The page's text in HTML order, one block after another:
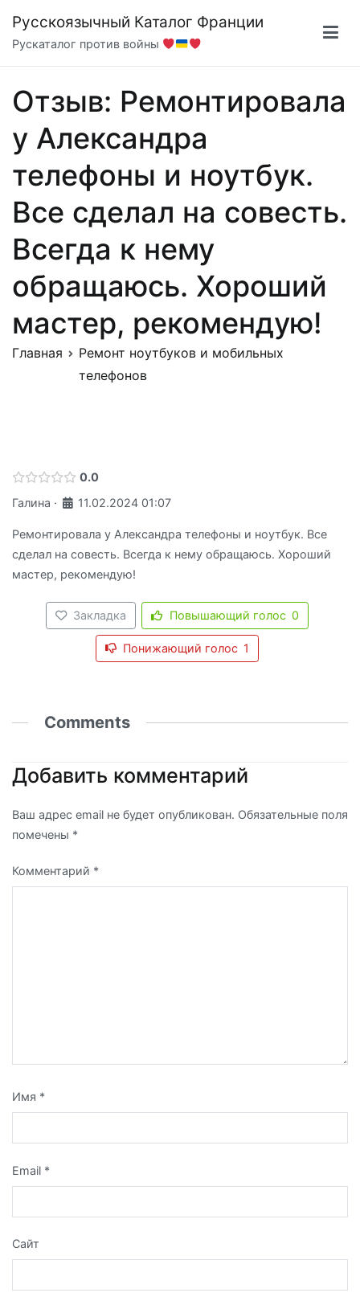
содержимому
Русскоязычный Каталог Франции
Рускаталог против войны
Отзыв: Ремонтировала
у Александра
телефоны и ноутбук.
Все сделал на совесть.
Всегда к нему
обращаюсь. Хороший
мастер, рекомендую!
Главная
Ремонт ноутбуков и мобильных
телефонов
0.0
Галина · 11.02.2024 01:07
Ремонтировала у Александра телефоны и ноутбук. Все
сделал на совесть. Всегда к нему обращаюсь. Хороший
мастер, рекомендую!
Закладка Повышающий голос 0
Понижающий голос 1
Comments
Добавить комментарий
Ваш адрес email не будет опубликован. Обязательные поля
помечены *
Комментарий *
Имя *
Email *
Сайт